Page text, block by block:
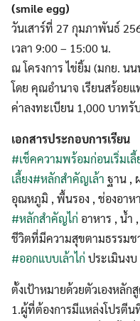
Search
for:
(smile egg)
วันเสาร์ที่​ 27​ กุมภาพันธ์​
เวลา​ 9:00 – 15:00​ น.
ณ โครงการ ไข่ยิ้ม (มกย. น
โดย คุณอำนาจ เรียนสร้อย
ค่าลงทะเบียน 1,000 บาทรั
เอกสารประกอบการเรียน
#เช็คความพร้อมก่อนเริ่มเลี้
เลี้ยง#หลักสำคัญเล้า ฐาน ,
อุณหภูมิ , พื้นรอง , ช่องอาห
#หลักสำคัญไก่ อาหาร , น้ำ
ชีวิตที่มีความสุขตามธรรมช
#ออกแบบเล้าไก่ ประเมินงบ
ตั้งเป้าหมายด้วยตัวเองหลัก
1.ผู้ที่ต้องการมีแหล่งโปรตี